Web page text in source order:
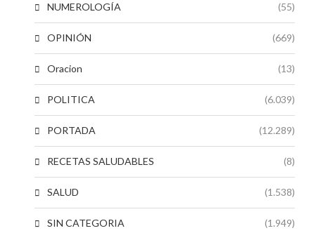
NUMEROLOGÍA (55)
OPINIÓN (669)
Oracion (13)
POLITICA (6.039)
PORTADA (12.289)
RECETAS SALUDABLES (8)
SALUD (1.538)
SIN CATEGORIA (1.949)